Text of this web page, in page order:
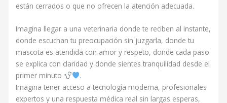
están cerrados o que no ofrecen la atención adecuada.
Imagina llegar a una veterinaria donde te reciben al instante,
donde escuchan tu preocupación sin juzgarla, donde tu
mascota es atendida con amor y respeto, donde cada paso
se explica con claridad y donde sientes tranquilidad desde el
primer minuto
.
Imagina tener acceso a tecnología moderna, profesionales
expertos y una respuesta médica real sin largas esperas,